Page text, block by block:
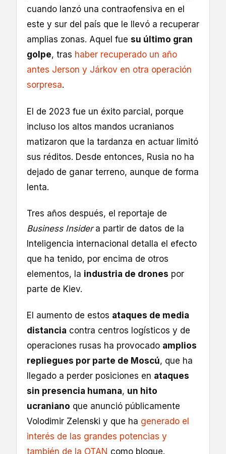
cuando lanzó una contraofensiva en el
este y sur del país que le llevó a recuperar
amplias zonas. Aquel fue su último gran
golpe, tras haber recuperado un año
antes Jerson y Járkov en otra operación
sorpresa.
El de 2023 fue un éxito parcial, porque
incluso los altos mandos ucranianos
matizaron que la tardanza en actuar limitó
sus réditos. Desde entonces, Rusia no ha
dejado de ganar terreno, aunque de forma
lenta.
Tres años después, el reportaje de
Business Insidera partir de datos de la
Inteligencia internacional detalla el efecto
que ha tenido, por encima de otros
elementos, la industria de drones por
parte de Kiev.
El aumento de estos ataques de media
distancia contra centros logísticos y de
operaciones rusas ha provocado amplios
repliegues por parte de Moscú, que ha
llegado a perder posiciones en ataques
sin presencia humana, un hito
ucraniano que anunció públicamente
Volodimir Zelenski y que ha generado el
interés de las grandes potencias y
también de la OTAN como bloque.